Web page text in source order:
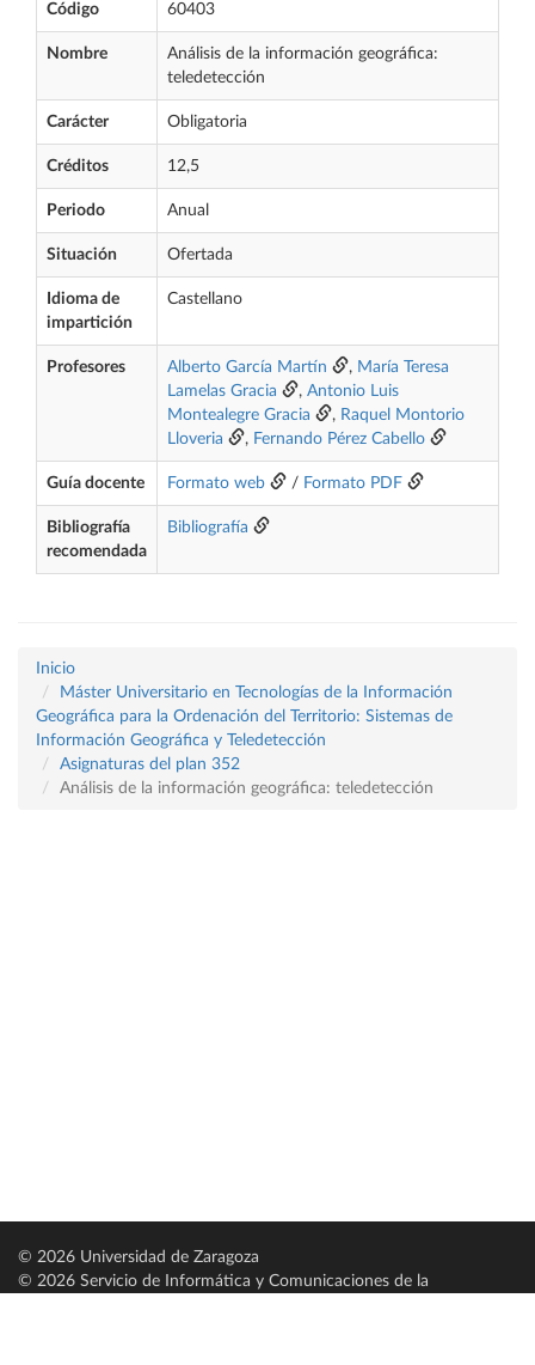
Código 60403
Nombre
Análisis de la información geográfica:
teledetección
Carácter Obligatoria
Créditos 12,5
Periodo Anual
Situación Ofertada
Idioma de
impartición
Castellano
Profesores Alberto García Martín , María Teresa
Lamelas Gracia
, Antonio Luis
Montealegre Gracia
, Raquel Montorio
Lloveria
, Fernando Pérez Cabello
Guía docente Formato web / Formato PDF
Bibliografía
recomendada
Bibliografía
Inicio
Máster Universitario en Tecnologías de la Información
Geográfica para la Ordenación del Territorio: Sistemas de
Información Geográfica y Teledetección
Asignaturas del plan 352
Análisis de la información geográfica: teledetección
© 2026 Universidad de Zaragoza
© 2026 Servicio de Informática y Comunicaciones de la